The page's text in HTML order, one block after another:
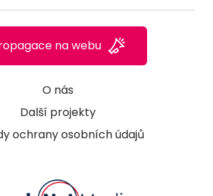
O nás
Další projekty
ochrany osobních údajů
na webu